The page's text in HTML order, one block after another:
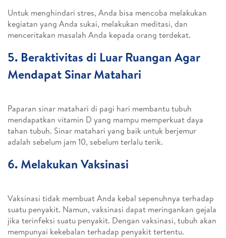
Untuk menghindari stres, Anda bisa mencoba melakukan
kegiatan yang Anda sukai, melakukan meditasi, dan
menceritakan masalah Anda kepada orang terdekat.
5. Beraktivitas di Luar Ruangan Agar
Mendapat Sinar Matahari
Paparan sinar matahari di pagi hari membantu tubuh
mendapatkan vitamin D yang mampu memperkuat daya
tahan tubuh. Sinar matahari yang baik untuk berjemur
adalah sebelum jam 10, sebelum terlalu terik.
6. Melakukan Vaksinasi
Vaksinasi tidak membuat Anda kebal sepenuhnya terhadap
suatu penyakit. Namun, vaksinasi dapat meringankan gejala
jika terinfeksi suatu penyakit. Dengan vaksinasi, tubuh akan
mempunyai kekebalan terhadap penyakit tertentu.